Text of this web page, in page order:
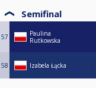
Semifinal
57
Paulina
Rutkowska
58 Izabela Łącka